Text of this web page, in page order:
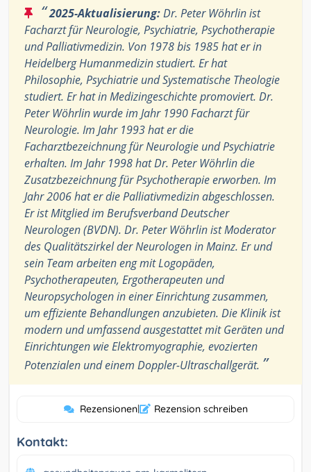
“2025-Aktualisierung:Dr. Peter Wöhrlin ist
Facharzt für Neurologie, Psychiatrie, Psychotherapie
und Palliativmedizin. Von 1978 bis 1985 hat er in
Heidelberg Humanmedizin studiert. Er hat
Philosophie, Psychiatrie und Systematische Theologie
studiert. Er hat in Medizingeschichte promoviert. Dr.
Peter Wöhrlin wurde im Jahr 1990 Facharzt für
Neurologie. Im Jahr 1993 hat er die
Facharztbezeichnung für Neurologie und Psychiatrie
erhalten. Im Jahr 1998 hat Dr. Peter Wöhrlin die
Zusatzbezeichnung für Psychotherapie erworben. Im
Jahr 2006 hat er die Palliativmedizin abgeschlossen.
Er ist Mitglied im Berufsverband Deutscher
Neurologen (BVDN). Dr. Peter Wöhrlin ist Moderator
des Qualitätszirkel der Neurologen in Mainz. Er und
sein Team arbeiten eng mit Logopäden,
Psychotherapeuten, Ergotherapeuten und
Neuropsychologen in einer Einrichtung zusammen,
um effiziente Behandlungen anzubieten. Die Klinik ist
modern und umfassend ausgestattet mit Geräten und
Einrichtungen wie Elektromyographie, evozierten
Potenzialen und einem Doppler-Ultraschallgerät. ”
Rezensionen| Rezension schreiben
Kontakt: